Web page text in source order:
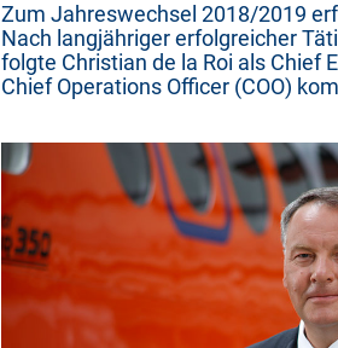
Zum Jahreswechsel 2018/2019
Nach langjähriger erfolgreicher
folgte Christian de la Roi als Chief
Chief Operations Officer (COO)